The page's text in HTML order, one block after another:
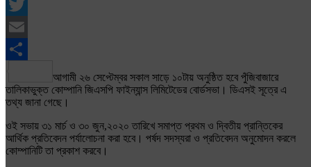
Facebook
Twitter
Email
Share
আগামী ২৬ সেপ্টেম্বর সকাল সাড়ে ১০টায় অনুষ্ঠিত হবে পুঁজিবাজারে
তালিকাভুক্ত কোম্পানি জিএসপি ফাইন্যান্স লিমিটেডের বোর্ডসভা। ডিএসই সূত্রে এ
তথ্য জানা গেছে।
ওই সভায় ৩১ মার্চ ও ৩০ জুন,২০২০ তারিখে সমাপ্ত প্রথম ও দ্বিতীয় প্রান্তিকের
আর্থিক প্রতিবেদন পর্যালোচনা করা হবে। পর্ষদ সদস্যরা ও প্রতিবেদন অনুমোদন করলে
কোম্পানিটি তা প্রকাশ করবে।